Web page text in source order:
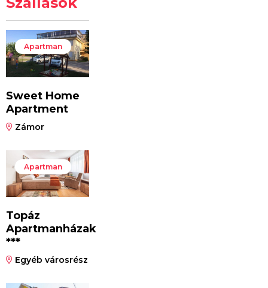
Apartman
Sweet Home
Apartment
Zámor
Apartman
Topáz
Apartmanházak
***
Egyéb városrész